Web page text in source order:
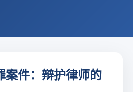
案件：辩护律师的